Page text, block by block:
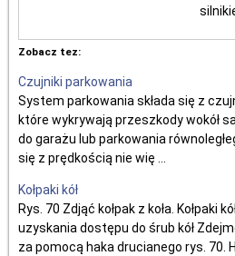
Zobacz tez:
Czujniki parkowania
System parkowania składa się z
które wykrywają przeszkody wokół
do garażu lub parkowania
się z prędkością nie wię ...
Kołpaki kół
Rys. 70 Zdjąć kołpak z koła. Kołpaki
uzyskania dostępu do śrub kół
za pomocą haka drucianego rys. 70.